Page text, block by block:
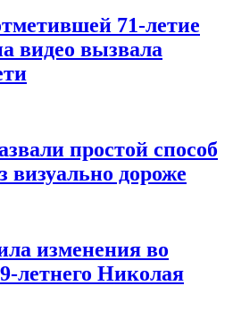
71-летие
видео вызвала
простой способ
визуально дороже
изменения во
летнего Николая